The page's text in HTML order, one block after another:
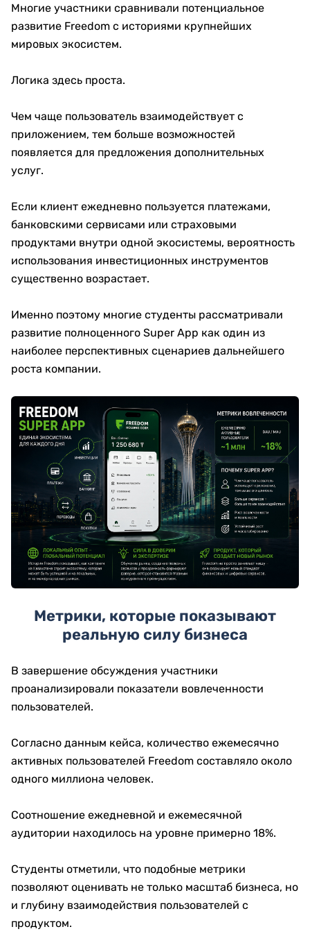
Многие участники сравнивали потенциальное
развитие Freedom с историями крупнейших
мировых экосистем.
Логика здесь проста.
Чем чаще пользователь взаимодействует с
приложением, тем больше возможностей
появляется для предложения дополнительных
услуг.
Если клиент ежедневно пользуется платежами,
банковскими сервисами или страховыми
продуктами внутри одной экосистемы, вероятность
использования инвестиционных инструментов
существенно возрастает.
Именно поэтому многие студенты рассматривали
развитие полноценного Super App как один из
наиболее перспективных сценариев дальнейшего
роста компании.
Метрики, которые показывают
реальную силу бизнеса
В завершение обсуждения участники
проанализировали показатели вовлеченности
пользователей.
Согласно данным кейса, количество ежемесячно
активных пользователей Freedom составляло около
одного миллиона человек.
Соотношение ежедневной и ежемесячной
аудитории находилось на уровне примерно 18%.
Студенты отметили, что подобные метрики
позволяют оценивать не только масштаб бизнеса, но
и глубину взаимодействия пользователей с
продуктом.